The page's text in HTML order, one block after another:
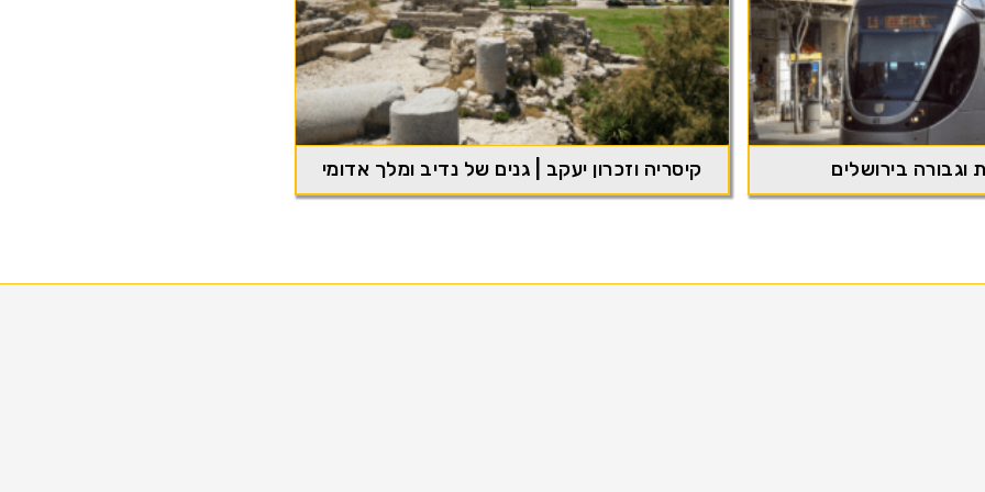
וגבורה בירושלים קיסריה וזכרון יעקב | גנים של נדיב ומלך אדומי